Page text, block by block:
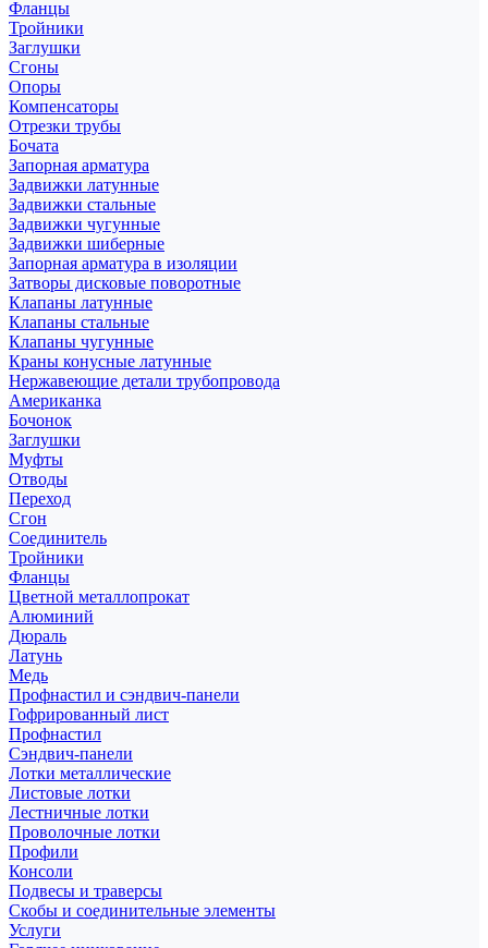
Фланцы
Тройники
Заглушки
Сгоны
Опоры
Компенсаторы
Отрезки трубы
Бочата
Запорная арматура
Задвижки латунные
Задвижки стальные
Задвижки чугунные
Задвижки шиберные
Запорная арматура в изоляции
Затворы дисковые поворотные
Клапаны латунные
Клапаны стальные
Клапаны чугунные
Краны конусные латунные
Нержавеющие детали трубопровода
Американка
Бочонок
Заглушки
Муфты
Отводы
Переход
Сгон
Соединитель
Тройники
Фланцы
Цветной металлопрокат
Алюминий
Дюраль
Латунь
Медь
Профнастил и сэндвич-панели
Гофрированный лист
Профнастил
Сэндвич-панели
Лотки металлические
Листовые лотки
Лестничные лотки
Проволочные лотки
Профили
Консоли
Подвесы и траверсы
Скобы и соединительные элементы
Услуги